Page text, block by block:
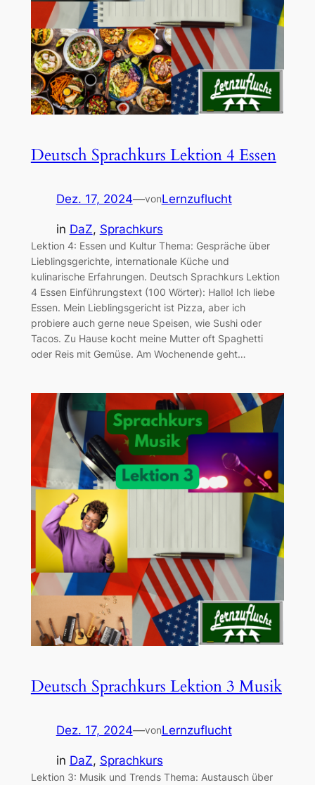
Deutsch Sprachkurs Lektion 4 Essen
Dez. 17, 2024—vonLernzuflucht
in DaZ, Sprachkurs
Lektion 4: Essen und Kultur Thema: Gespräche über
Lieblingsgerichte, internationale Küche und
kulinarische Erfahrungen. Deutsch Sprachkurs Lektion
4 Essen Einführungstext (100 Wörter): Hallo! Ich liebe
Essen. Mein Lieblingsgericht ist Pizza, aber ich
probiere auch gerne neue Speisen, wie Sushi oder
Tacos. Zu Hause kocht meine Mutter oft Spaghetti
oder Reis mit Gemüse. Am Wochenende geht…
Deutsch Sprachkurs Lektion 3 Musik
Dez. 17, 2024—vonLernzuflucht
in DaZ, Sprachkurs
Lektion 3: Musik und Trends Thema: Austausch über